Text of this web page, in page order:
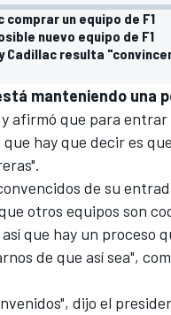
un equipo de F1
nuevo equipo de F1
Cadillac resulta
manteniendo una
afirmó que para
hay que decir es
de su
otros equipos son
que hay un proceso
de que así sea",
dijo el